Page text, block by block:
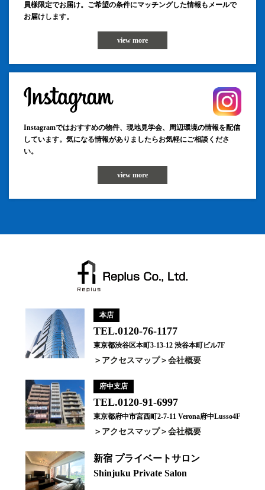
員様限定でお届け。ご希望の条件にマッチングした情報もメールで
お届けします。
view more
Instagramではおすすめの物件、現地見学会、周辺環境の情報を配信
しています。気になる情報がありましたらお気軽にご相談くださ
い。
view more
本店
TEL.0120-76-1177
東京都渋谷区本町3-13-12 渋谷本町ビル7F
アクセスマップ 会社概要
府中支店
TEL.0120-91-6997
東京都府中市宮西町2-7-11 Verona府中Lusso4F
アクセスマップ 会社概要
新宿 プライベートサロン
Shinjuku Private Salon